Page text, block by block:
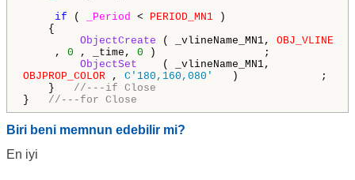
if ( _Period < PERIOD_MN1 )
{
ObjectCreate ( _vlineName_MN1, OBJ_VLINE
, 0 , _time, 0 ) ;
ObjectSet ( _vlineName_MN1,
OBJPROP_COLOR , C'180,160,080'
) ;
} //---if Close
} //---for Close
Biri beni memnun edebilir mi?
En iyi